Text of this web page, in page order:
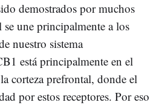
demostrados por muchos
une principalmente a los
nuestro sistema
está principalmente en el
corteza prefrontal, donde el
por estos receptores. Por eso